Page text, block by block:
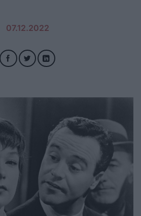
07.12.2022